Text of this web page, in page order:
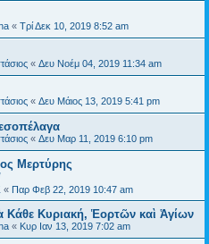
« Τρί Δεκ 10, 2019 8:52 am
« Δευ Νοέμ 04, 2019 11:34 am
« Δευ Μάιος 13, 2019 5:41 pm
« Δευ Μαρ 11, 2019 6:10 pm
Μερτύρης
« Παρ Φεβ 22, 2019 10:47 am
Κάθε Κυριακή, Ἑορτῶν καὶ Ἁγίων
« Κυρ Ιαν 13, 2019 7:02 am